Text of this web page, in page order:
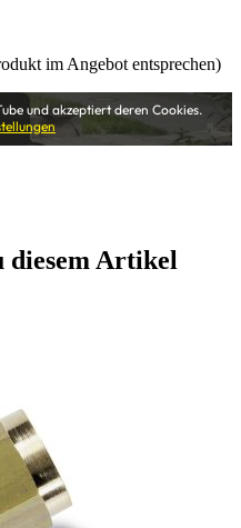
im Angebot entsprechen)
und akzeptiert deren Cookies.
diesem Artikel